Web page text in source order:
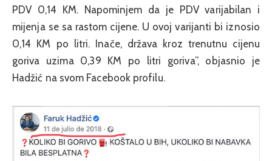
PDV 0,14 KM. Napominjem da je PDV varijabilan i
mijenja se sa rastom cijene. U ovoj varijanti bi iznosio
0,14 KM po litri. Inače, država kroz trenutnu cijenu
goriva uzima 0,39 KM po litri goriva”, objasnio je
Hadžić na svom Facebook profilu.